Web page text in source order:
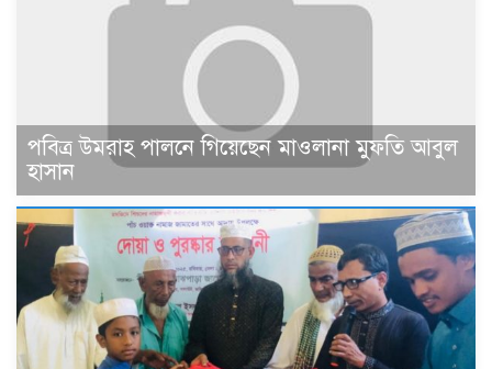
পবিত্র উমরাহ পালনে গিয়েছেন মাওলানা মুফতি আবুল
হাসান